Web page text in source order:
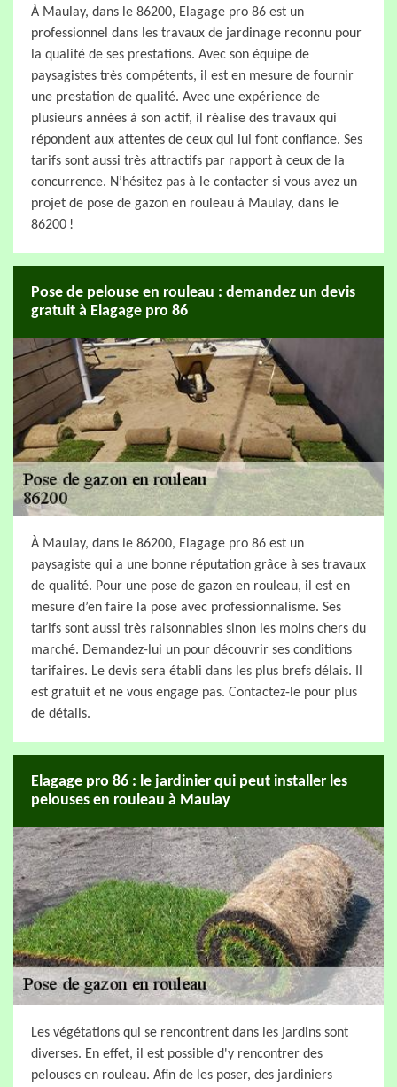
À Maulay, dans le 86200, Elagage pro 86 est un
professionnel dans les travaux de jardinage reconnu pour
la qualité de ses prestations. Avec son équipe de
paysagistes très compétents, il est en mesure de fournir
une prestation de qualité. Avec une expérience de
plusieurs années à son actif, il réalise des travaux qui
répondent aux attentes de ceux qui lui font confiance. Ses
tarifs sont aussi très attractifs par rapport à ceux de la
concurrence. N’hésitez pas à le contacter si vous avez un
projet de pose de gazon en rouleau à Maulay, dans le
86200 !
Pose de pelouse en rouleau : demandez un devis
gratuit à Elagage pro 86
À Maulay, dans le 86200, Elagage pro 86 est un
paysagiste qui a une bonne réputation grâce à ses travaux
de qualité. Pour une pose de gazon en rouleau, il est en
mesure d’en faire la pose avec professionnalisme. Ses
tarifs sont aussi très raisonnables sinon les moins chers du
marché. Demandez-lui un pour découvrir ses conditions
tarifaires. Le devis sera établi dans les plus brefs délais. Il
est gratuit et ne vous engage pas. Contactez-le pour plus
de détails.
Elagage pro 86 : le jardinier qui peut installer les
pelouses en rouleau à Maulay
Les végétations qui se rencontrent dans les jardins sont
diverses. En effet, il est possible d'y rencontrer des
pelouses en rouleau. Afin de les poser, des jardiniers